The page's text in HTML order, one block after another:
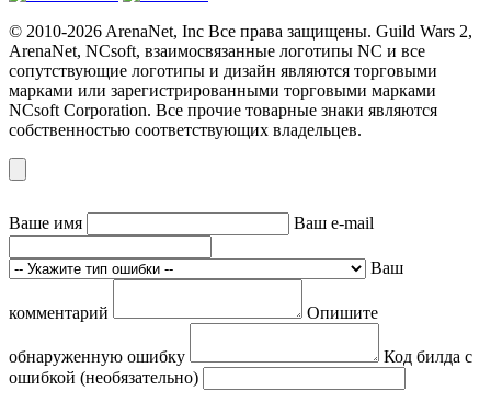
© 2010-2026 ArenaNet, Inc Все права защищены. Guild Wars 2,
ArenaNet, NCsoft, взаимосвязанные логотипы NC и все
сопутствующие логотипы и дизайн являются торговыми
марками или зарегистрированными торговыми марками
NCsoft Corporation. Все прочие товарные знаки являются
собственностью соответствующих владельцев.
Ваше имя Ваш e-mail
Ваш
комментарий Опишите
обнаруженную ошибку
Код билда с
ошибкой (необязательно)